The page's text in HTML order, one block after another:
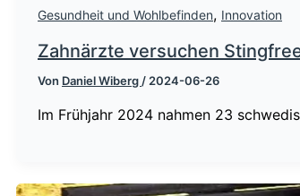
Gesundheit und Wohlbefinden, Innovation
Zahnärzte versuchen
Von Daniel Wiberg / 2024-06-26
Im Frühjahr 2024 nahmen 23